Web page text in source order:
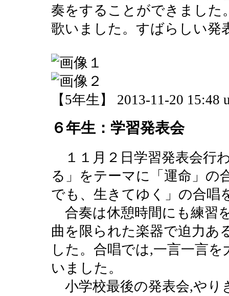
奏をすることができました
歌いました。すばらしい発
【5年生】 2013-11-20 15:48
６年生：学習発表会
１１月２日学習発表会行
る」をテーマに「運命」の
でも、生きてゆく」の合唱
合奏は休憩時間にも練習
曲を限られた楽器で迫力あ
した。合唱では,一言一言
いました。
小学校最後の発表会,やり